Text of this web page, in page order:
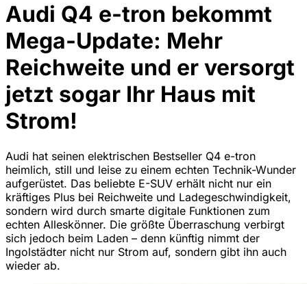
Audi Q4 e-tron bekommt
Mega-Update: Mehr
Reichweite und er versorgt
jetzt sogar Ihr Haus mit
Strom!
Audi hat seinen elektrischen Bestseller Q4 e-tron
heimlich, still und leise zu einem echten Technik-Wunder
aufgerüstet. Das beliebte E-SUV erhält nicht nur ein
kräftiges Plus bei Reichweite und Ladegeschwindigkeit,
sondern wird durch smarte digitale Funktionen zum
echten Alleskönner. Die größte Überraschung verbirgt
sich jedoch beim Laden – denn künftig nimmt der
Ingolstädter nicht nur Strom auf, sondern gibt ihn auch
wieder ab.